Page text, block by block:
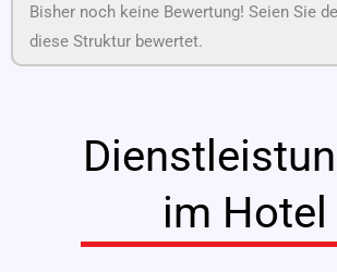
Bisher noch keine Bewertung! Seien Sie
diese Struktur bewertet.
im Hotel